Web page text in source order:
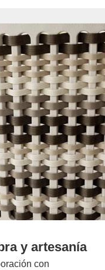
y artesanía
con